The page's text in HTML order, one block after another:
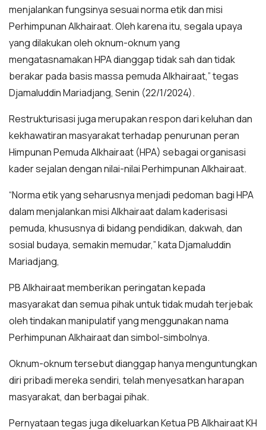
menjalankan fungsinya sesuai norma etik dan misi
Perhimpunan Alkhairaat. Oleh karena itu, segala upaya
yang dilakukan oleh oknum-oknum yang
mengatasnamakan HPA dianggap tidak sah dan tidak
berakar pada basis massa pemuda Alkhairaat,” tegas
Djamaluddin Mariadjang, Senin (22/1/2024).
Restrukturisasi juga merupakan respon dari keluhan dan
kekhawatiran masyarakat terhadap penurunan peran
Himpunan Pemuda Alkhairaat (HPA) sebagai organisasi
kader sejalan dengan nilai-nilai Perhimpunan Alkhairaat.
“Norma etik yang seharusnya menjadi pedoman bagi HPA
dalam menjalankan misi Alkhairaat dalam kaderisasi
pemuda, khususnya di bidang pendidikan, dakwah, dan
sosial budaya, semakin memudar,” kata Djamaluddin
Mariadjang,
PB Alkhairaat memberikan peringatan kepada
masyarakat dan semua pihak untuk tidak mudah terjebak
oleh tindakan manipulatif yang menggunakan nama
Perhimpunan Alkhairaat dan simbol-simbolnya.
Oknum-oknum tersebut dianggap hanya menguntungkan
diri pribadi mereka sendiri, telah menyesatkan harapan
masyarakat, dan berbagai pihak.
Pernyataan tegas juga dikeluarkan Ketua PB Alkhairaat KH